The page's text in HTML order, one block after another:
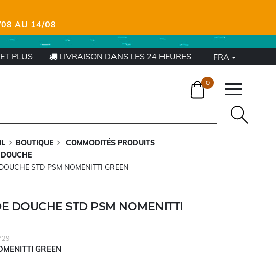
08 AU 14/08
PLUS LIVRAISON DANS LES 24 HEURES FRA
0
BOUTIQUE
COMMODITÉS PRODUITS
STD PSM NOMENITTI GREEN
DOUCHE STD PSM NOMENITTI
GREEN